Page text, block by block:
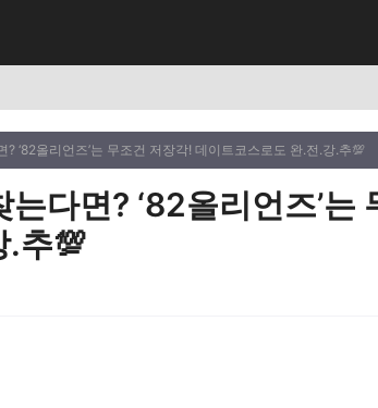
‘82올리언즈’는 무조건 저장각! 데이트코스로도 완.전.강.추💯
다면? ‘82올리언즈’는
.추💯